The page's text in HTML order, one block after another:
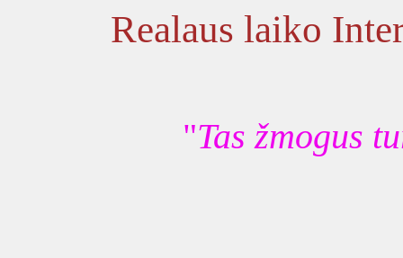
Realaus laiko
"Tas žmogus